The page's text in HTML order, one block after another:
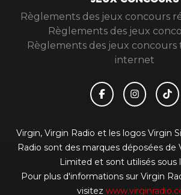
Règlements des jeux concours
Règlements des jeux
Règlements des jeux
internet
Virgin, Virgin Radio et les logos Virgin
Radio sont des marques déposées de
Limited et sont utilisés sous
Pour plus d'informations sur Virgin
visitez